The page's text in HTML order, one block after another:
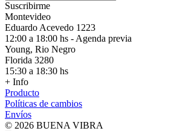
Suscribirme
Montevideo
Eduardo Acevedo 1223
12:00 a 18:00 hs - Agenda previa
Young, Rio Negro
Florida 3280
15:30 a 18:30 hs
+ Info
Producto
Políticas de cambios
Envíos
© 2026 BUENA VIBRA